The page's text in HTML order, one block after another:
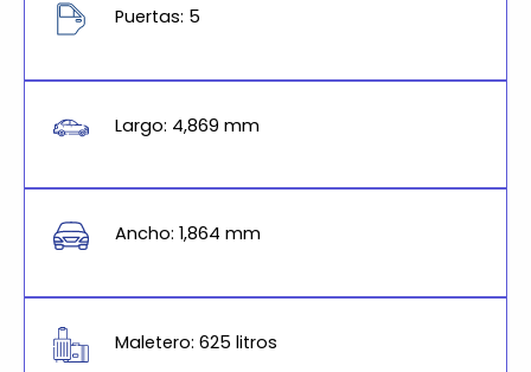
Puertas: 5
Largo: 4,869 mm
Ancho: 1,864 mm
Maletero: 625 litros